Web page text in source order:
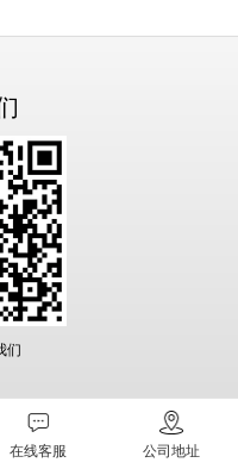
在线客服 公司地址
们